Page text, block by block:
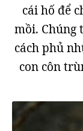
cái hố để
mồi. Chúng
cách phủ
con côn